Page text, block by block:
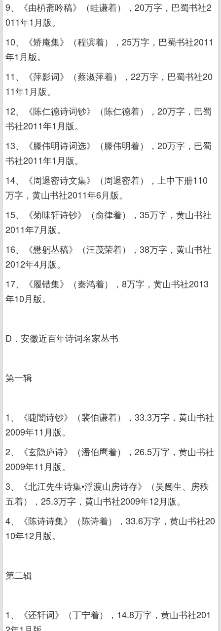
9、《由枿斋吟稿》（眭谦着），20万字，巴蜀书社2
011年1月版。
10、《矫庵集》（程滨着），25万字，巴蜀书社2011
年1月版。
11、《萍影词》（蔡淑萍着），22万字，巴蜀书社20
11年1月版。
12、《陈仁德诗词钞》（陈仁德着），20万字，巴蜀
书社2011年1月版。
13、《滕伟明诗词选》（滕伟明着），20万字，巴蜀
书社2011年1月版。
14、《周退密诗文集》（周退密着），上中下册110
万字，黄山书社2011年6月版。
15、《菊味轩诗钞》（俞律着），35万字，黄山书社
2011年7月版。
16、《懋躬丛稿》（汪茂荣着），38万字，黄山书社
2012年4月版。
17、《履错集》（秦鸿着），8万字，黄山书社2013
年10月版。
D．安徽近百年诗词名家丛书
第一辑
1、《睫闇诗钞》（裴伯谦着），33.3万字，黄山书社
2009年11月版。
2、《玄隐庐诗》（潘伯鹰着），26.5万字，黄山书社
2009年11月版。
3、《北江先生诗集•浮渡山房诗存》（吴闿生、房秩
五着），25.3万字，黄山书社2009年12月版。
4、《陈诗诗集》（陈诗着），33.6万字，黄山书社20
10年12月版。
第二辑
1、《还轩词》（丁宁着），14.8万字，黄山书社201